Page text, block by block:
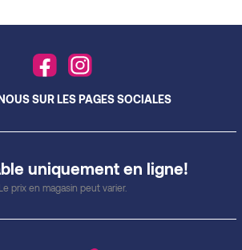
uniquement en ligne!
Le prix en magasin peut varier.
SUR LES PAGES SOCIALES